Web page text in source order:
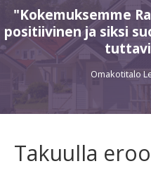
"Kokemuksemme
positiivinen ja siksi
Omakotitalo
Takuulla